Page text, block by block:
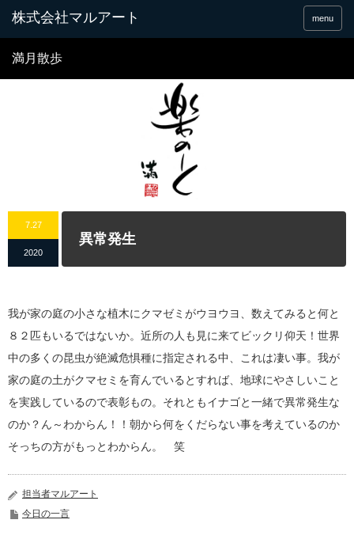
menu
満月散歩
7.27
2020
異常発生
我が家の庭の小さな植木にクマゼミがウヨウヨ、数えてみると何と
８２匹もいるではないか。近所の人も見に来てビックリ仰天！世界
中の多くの昆虫が絶滅危惧種に指定される中、これは凄い事。我が
家の庭の土がクマセミを育んでいるとすれば、地球にやさしいこと
を実践しているので表彰もの。それともイナゴと一緒で異常発生な
のか？ん～わからん！！朝から何をくだらない事を考えているのか
そっちの方がもっとわからん。 笑
担当者マルアート
今日の一言